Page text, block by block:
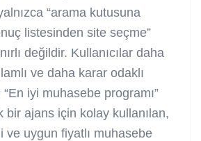
“arama kutusuna
listesinden site seçme”
değildir. Kullanıcılar daha
ve daha karar odaklı
iyi muhasebe programı”
bir ajans için kolay kullanılan,
ve uygun fiyatlı muhasebe